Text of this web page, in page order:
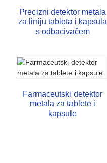
Precizni detektor metala
za liniju tableta i kapsula
s odbacivačem
Farmaceutski detektor
metala za tablete i
kapsule